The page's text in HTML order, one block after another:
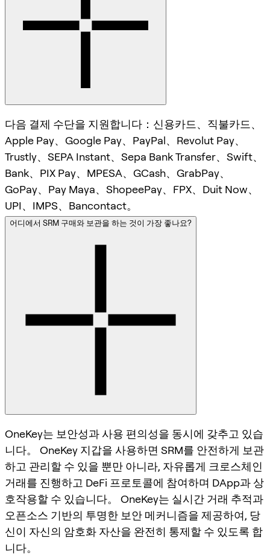
다음 결제 수단을 지원합니다：신용카드、직불카드、
Apple Pay、Google Pay、PayPal、Revolut Pay、
Trustly、SEPA Instant、Sepa Bank Transfer、Swift、
Bank、PIX Pay、MPESA、GCash、GrabPay、
GoPay、Pay Maya、ShopeePay、FPX、Duit Now、
UPI、IMPS、Bancontact。
어디에서 SRM 구매와 보관을 하는 것이 가장 좋나요?
OneKey는 보안성과 사용 편의성을 동시에 갖추고 있습
니다。 OneKey 지갑을 사용하면 SRM를 안전하게 보관
하고 관리할 수 있을 뿐만 아니라, 자유롭게 크로스체인
거래를 진행하고 DeFi 프로토콜에 참여하며 DApp과 상
호작용할 수 있습니다。 OneKey는 실시간 거래 추적과
오픈소스 기반의 투명한 보안 메커니즘을 제공하여, 당
신이 자신의 암호화 자산을 완전히 통제할 수 있도록 합
니다。